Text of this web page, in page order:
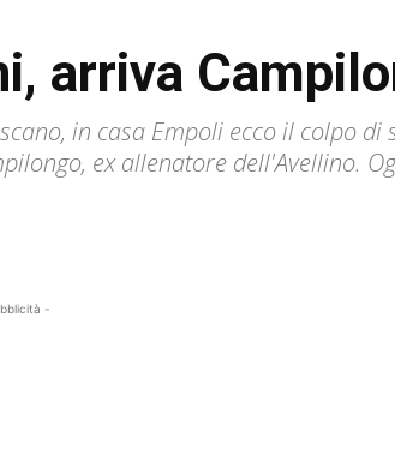
arriva
in casa Empoli ecco il colpo
ex allenatore dell'Avellino.
-